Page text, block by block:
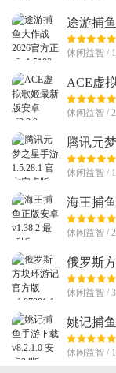
途游捕
手机最新
休闲益智 /
ACE虚
休闲益智 /
腾讯元
休闲益智 /
海王捕
休闲益智 /
俄罗斯
休闲益智 /
姚记捕
休闲益智 /